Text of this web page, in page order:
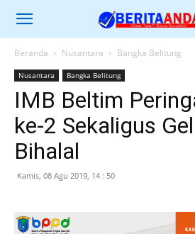
Beranda Nusantara Bangka Belitung
Nusantara Bangka Belitung
IMB Beltim
ke-2 Sekaligus
Bihalal
Kamis, 08 Agu 2019, 14 : 50